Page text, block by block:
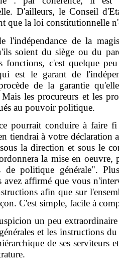
D'ailleurs, le Conseil
que la loi constitutionnelle
l'indépendance de la
soient du siège ou du
fonctions, c'est quelque
est le garant de
de la garantie
les procureurs et les
au pouvoir politique.
pourrait conduire à faire
tiendrai à votre
la direction et sous le
la mise en
de politique générale".
affirmé que vous
afin que sur
C'est simple, facile à
un peu
et les instructions
de ses serviteurs